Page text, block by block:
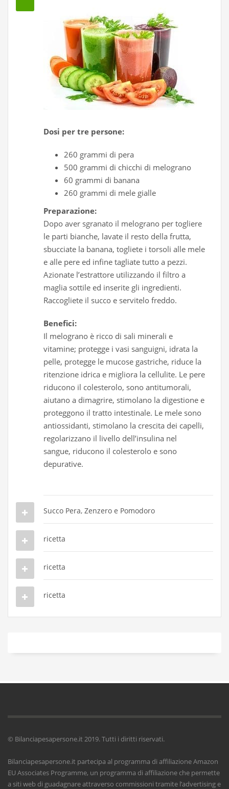
Dosi per tre persone:
260 grammi di pera
500 grammi di chicchi di melograno
60 grammi di banana
260 grammi di mele gialle
Preparazione:
Dopo aver sgranato il melograno per togliere
le parti bianche, lavate il resto della frutta,
sbucciate la banana, togliete i torsoli alle mele
e alle pere ed infine tagliate tutto a pezzi.
Azionate l’estrattore utilizzando il filtro a
maglia sottile ed inserite gli ingredienti.
Raccogliete il succo e servitelo freddo.
Benefici:
Il melograno è ricco di sali minerali e
vitamine; protegge i vasi sanguigni, idrata la
pelle, protegge le mucose gastriche, riduce la
ritenzione idrica e migliora la cellulite. Le pere
riducono il colesterolo, sono antitumorali,
aiutano a dimagrire, stimolano la digestione e
proteggono il tratto intestinale. Le mele sono
antiossidanti, stimolano la crescita dei capelli,
regolarizzano il livello dell’insulina nel
sangue, riducono il colesterolo e sono
depurative.
Succo Pera, Zenzero e Pomodoro
ricetta
ricetta
ricetta
© Bilanciapesapersone.it 2019. Tutti i diritti riservati.
Bilanciapesapersone.it partecipa al programma di affiliazione Amazon
EU Associates Programme, un programma di affiliazione che permette
a siti web di guadagnare attraverso commissioni tramite l’advertising e